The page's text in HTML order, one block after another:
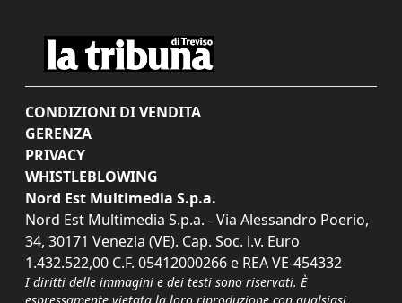
CONDIZIONI DI VENDITA
GERENZA
PRIVACY
WHISTLEBLOWING
Nord Est Multimedia S.p.a.
Nord Est Multimedia S.p.a. - Via Alessandro Poerio,
34, 30171 Venezia (VE). Cap. Soc. i.v. Euro
1.432.522,00 C.F. 05412000266 e REA VE-454332
I diritti delle immagini e dei testi sono riservati. È